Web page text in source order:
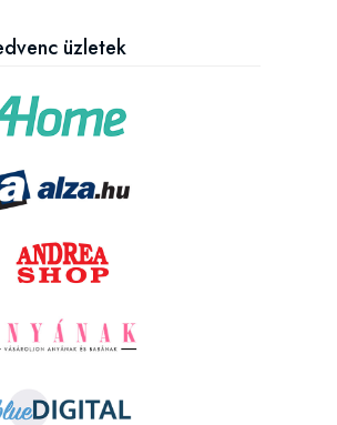
üzletek